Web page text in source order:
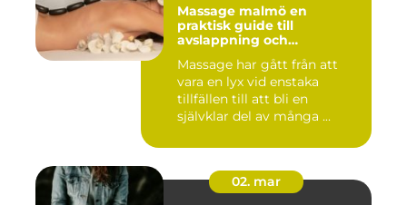
Massage malmö en
praktisk guide till
avslappning och
Massage har gått från att
vara en lyx vid enstaka
tillfällen till att bli en
självklar del av många ...
02. mar